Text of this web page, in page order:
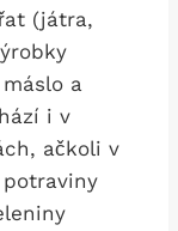
(játra,
a
i v
ačkoli v